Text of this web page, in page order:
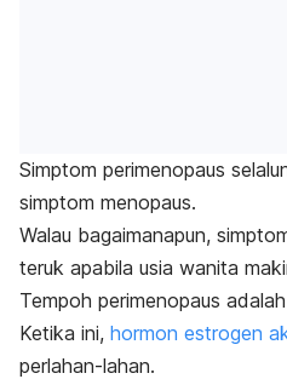
Simptom perimenopaus
simptom menopaus.
Walau bagaimanapun,
teruk apabila usia wanita
Tempoh perimenopaus
Ketika ini, hormon estrogen
perlahan-lahan.